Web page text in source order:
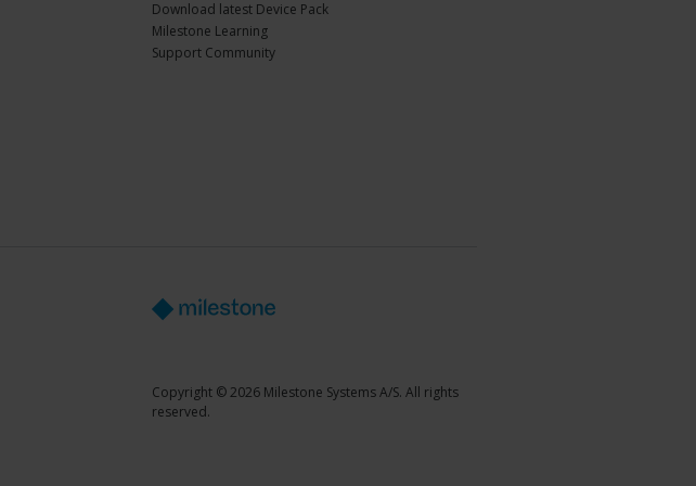
Download latest Device Pack
Milestone Learning
Support Community
Copyright © 2026 Milestone Systems A/S. All rights
reserved.